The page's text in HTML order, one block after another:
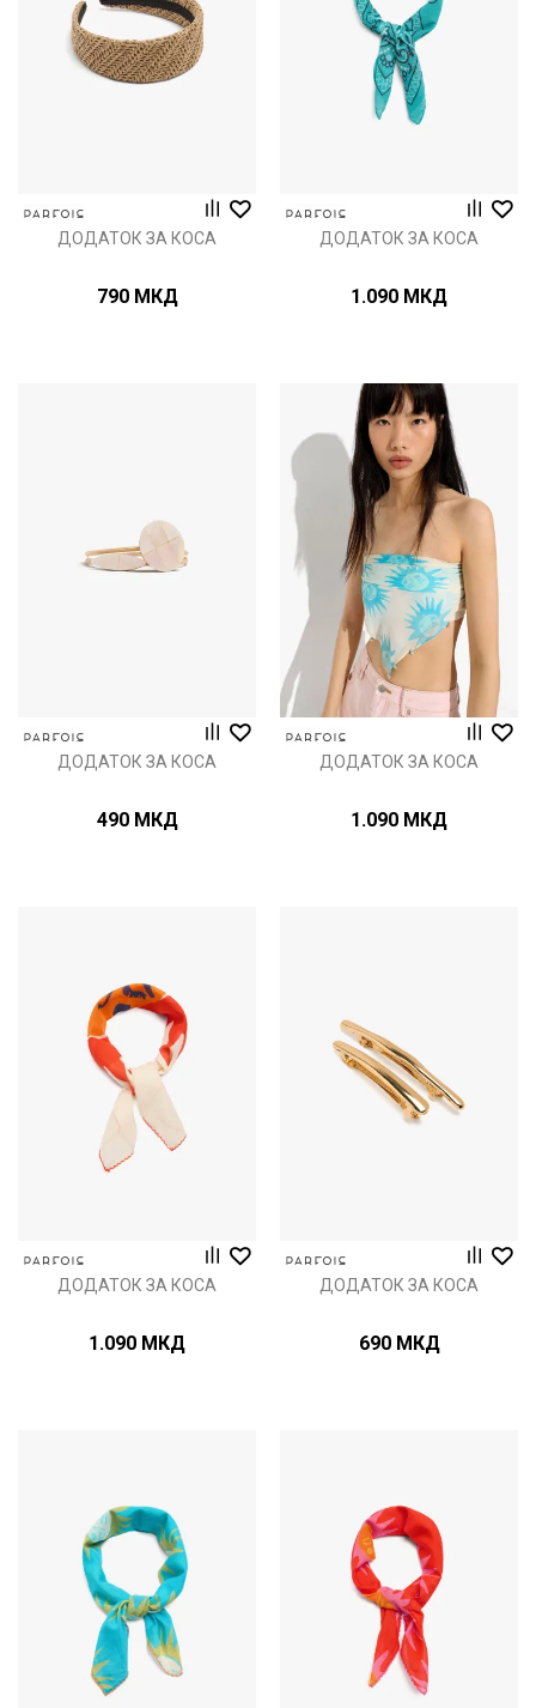
ДОДАТОК ЗА КОСА
790 МКД
ДОДАТОК ЗА КОСА
1.090 МКД
ДОДАТОК ЗА КОСА
490 МКД
ДОДАТОК ЗА КОСА
1.090 МКД
ДОДАТОК ЗА КОСА
1.090 МКД
ДОДАТОК ЗА КОСА
690 МКД